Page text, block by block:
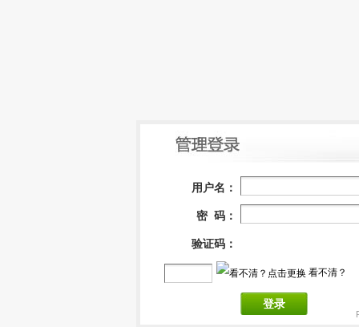
用户名：
密 码：
验证码：
看不清？
登录